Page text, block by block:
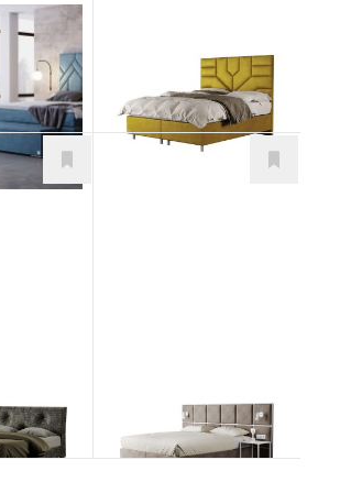
od 1.257,00€
od 1.481,00 €